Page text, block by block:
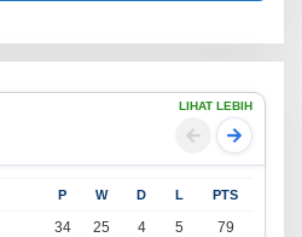
LIHAT LEBIH
P W D L PTS
34 25 4 5
79